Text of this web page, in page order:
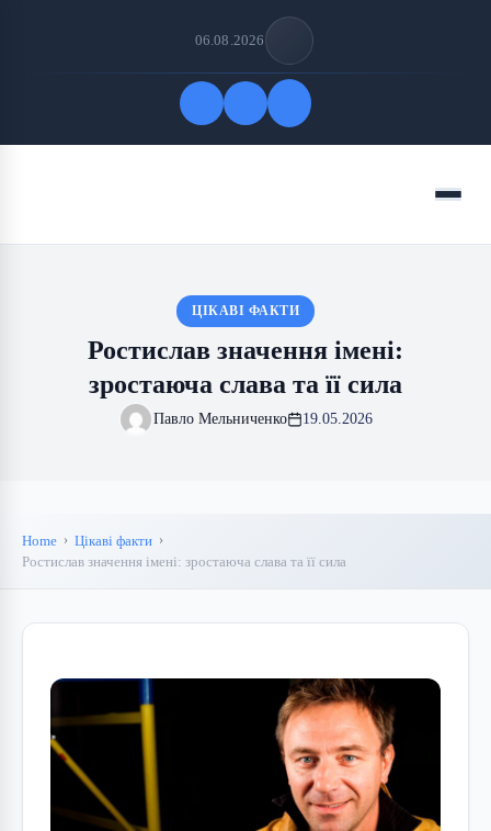
06.08.2026
Menu
ЦІКАВІ ФАКТИ
Ростислав значення імені:
зростаюча слава та її сила
Павло Мельниченко 19.05.2026
Home
Цікаві факти
Ростислав значення імені: зростаюча слава та її сила